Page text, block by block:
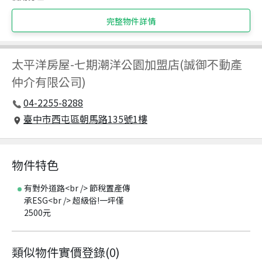
完整物件詳情
太平洋房屋-七期潮洋公園加盟店(誠御不動產
仲介有限公司)
04-2255-8288
臺中市西屯區朝馬路135號1樓
物件特色
有對外道路<br /> 節稅置產傳
承ESG<br /> 超級俗!一坪僅
2500元
類似物件實價登錄(0)